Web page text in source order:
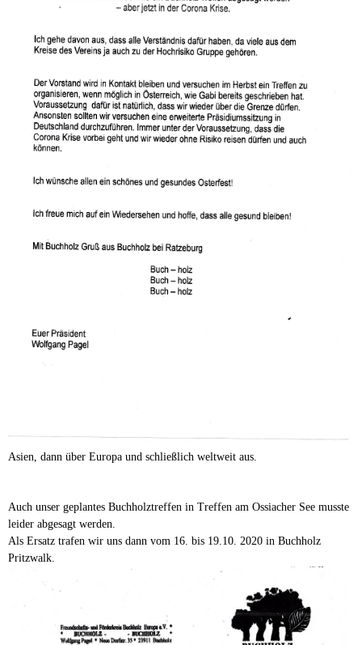
Asien, dann über Europa und schließlich weltweit aus.
Auch unser geplantes Buchholztreffen in Treffen am Ossiacher See musste
leider abgesagt werden.
Als Ersatz trafen wir uns dann vom 16. bis 19.10. 2020 in Buchholz
Pritzwalk.